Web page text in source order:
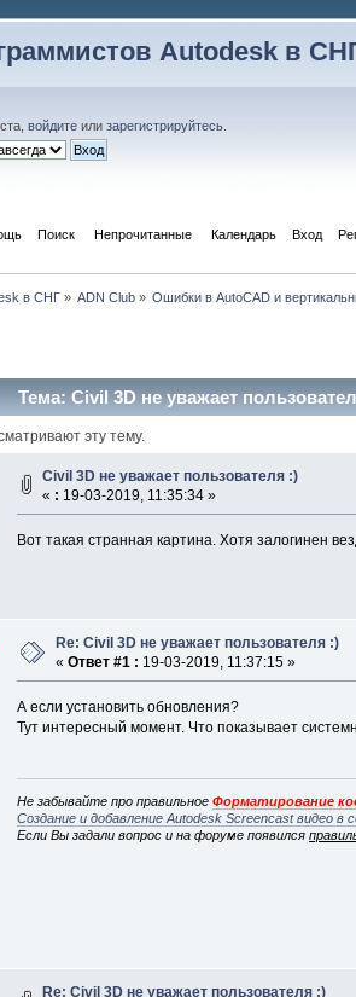
Autodesk в
войдите илизарегистрируйтесь
Поиск Непрочитанные Календарь Вход
в СНГ» ADN Club » Ошибки в AutoCAD и
Тема: Civil 3D не уважает
эту тему.
Civil 3D не уважает пользователя :)
« : 19-03-2019, 11:35:34 »
Вот такая странная картина. Хотя залогинен
Re: Civil 3D не уважает пользователя :)
«Ответ #1 : 19-03-2019, 11:37:15 »
А если установить обновления?
Тут интересный момент. Что показывает
Не забывайте про правильноеФорматирование
Создание и добавление Autodesk Screencast видео в
Если Вы задали вопрос и на форуме появился
Re: Civil 3D не уважает пользователя :)